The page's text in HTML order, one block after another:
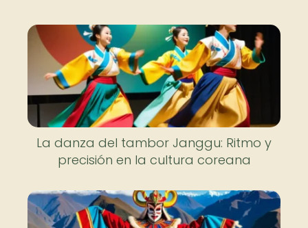
La danza del tambor Janggu: Ritmo y
precisión en la cultura coreana